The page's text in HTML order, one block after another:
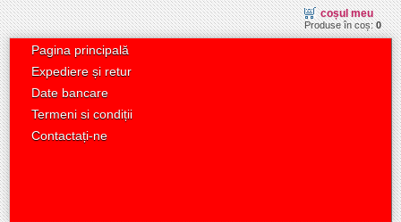
coșul meu
Produse în coș:0
Pagina principală
Expediere și retur
Date bancare
Termeni si condiții
Contactați-ne